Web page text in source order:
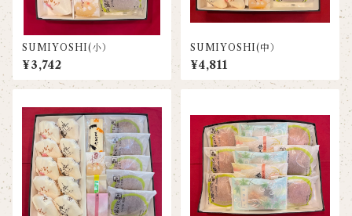
SUMIYOSHI(小）
¥3,742
SUMIYOSHI(中）
¥4,811